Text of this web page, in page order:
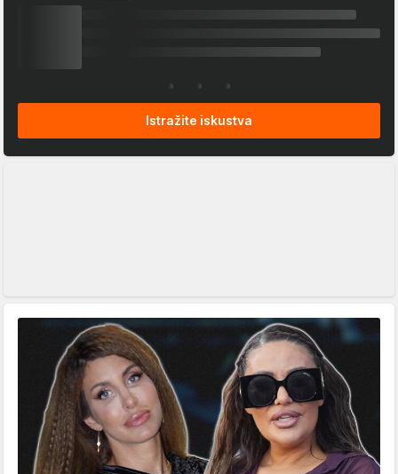
Istražite iskustva